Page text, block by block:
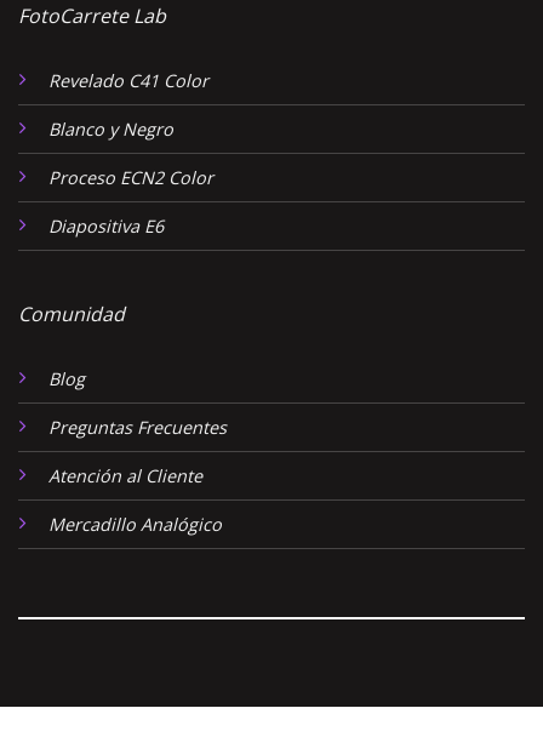
FotoCarrete Lab
Revelado C41 Color
Blanco y Negro
Proceso ECN2 Color
Diapositiva E6
Comunidad
Blog
Preguntas Frecuentes
Atención al Cliente
Mercadillo Analógico